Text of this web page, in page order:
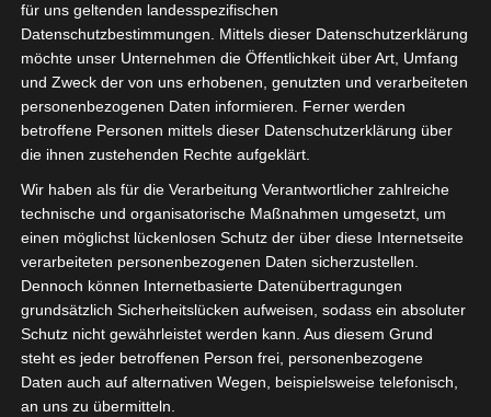
Sie befinden sich hier:Startseite»Avenir Sportif de
Rejiche (ASR) – Union Sportive Monastirienne (USMO)
13 Jan. 2021-
14:00
Meisterschaft Tunesien 2020/21| Spieltag 8
Halbzeit: 1-0
Avenir Sportif de
Rejiche (ASR) 1
für uns geltenden landesspezifischen
Datenschutzbestimmungen. Mittels dieser Datenschutzerklärung
möchte unser Unternehmen die Öffentlichkeit über Art, Umfang
und Zweck der von uns erhobenen, genutzten und verarbeiteten
personenbezogenen Daten informieren. Ferner werden
betroffene Personen mittels dieser Datenschutzerklärung über
die ihnen zustehenden Rechte aufgeklärt.
Wir haben als für die Verarbeitung Verantwortlicher zahlreiche
technische und organisatorische Maßnahmen umgesetzt, um
einen möglichst lückenlosen Schutz der über diese Internetseite
verarbeiteten personenbezogenen Daten sicherzustellen.
Dennoch können Internetbasierte Datenübertragungen
grundsätzlich Sicherheitslücken aufweisen, sodass ein absoluter
Schutz nicht gewährleistet werden kann. Aus diesem Grund
steht es jeder betroffenen Person frei, personenbezogene
Daten auch auf alternativen Wegen, beispielsweise telefonisch,
an uns zu übermitteln.